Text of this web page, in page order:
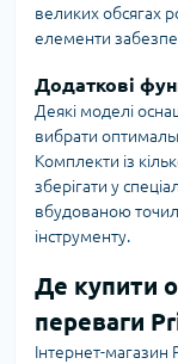
великих обсягах
елементи
Додаткові
Деякі моделі
вибрати
Комплекти із
зберігати у
вбудованою
інструменту.
Де купити
переваги
Інтернет-